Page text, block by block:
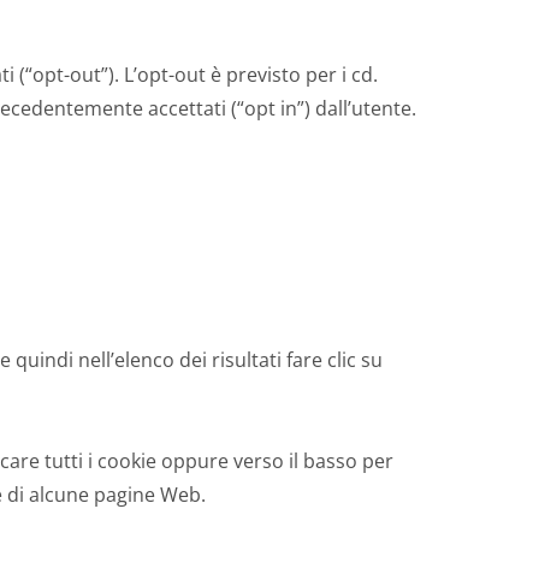
out”). L’opt-out è previsto per i cd.
accettati (“opt in”) dall’utente.
nell’elenco dei risultati fare clic su
tutti i cookie oppure verso il basso per
alcune pagine Web.